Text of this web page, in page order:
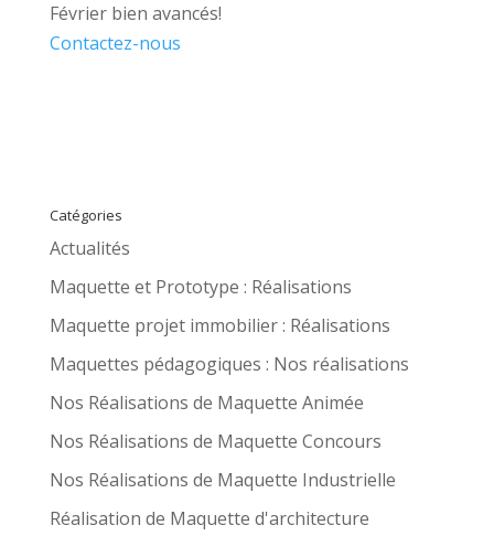
Février bien avancés!
Contactez-nous
Catégories
Actualités
Maquette et Prototype : Réalisations
Maquette projet immobilier : Réalisations
Maquettes pédagogiques : Nos réalisations
Nos Réalisations de Maquette Animée
Nos Réalisations de Maquette Concours
Nos Réalisations de Maquette Industrielle
Réalisation de Maquette d'architecture